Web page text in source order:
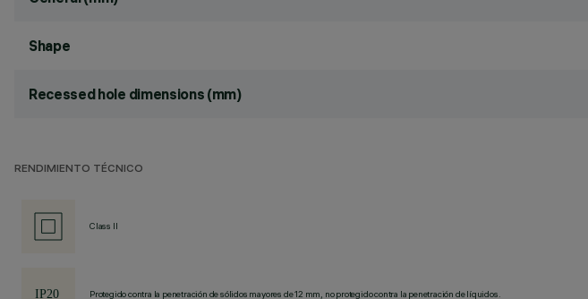
Shape
Recessed hole dimensions (mm)
RENDIMIENTO TÉCNICO
Class II
Protegido contra la penetración de sólidos mayores de 12 mm, no protegido contra la penetración de líquidos.